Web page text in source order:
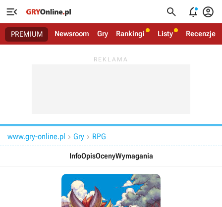
   
PREMIUM Newsroom Gry Rankingi Listy Recenzje
www.gry-online.pl  Gry  RPG
InfoOpisOcenyWymagania